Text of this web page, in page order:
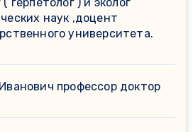
герпетолог ) и эколог
наук ,доцент
университета.
профессор доктор